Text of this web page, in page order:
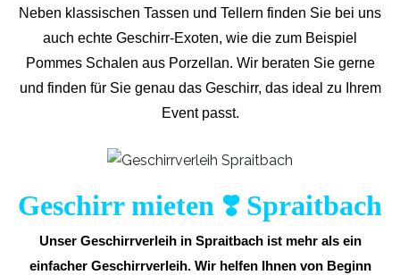
Neben klassischen Tassen und Tellern finden Sie bei uns
auch echte Geschirr-Exoten, wie die zum Beispiel
Pommes Schalen aus Porzellan. Wir beraten Sie gerne
und finden für Sie genau das Geschirr, das ideal zu Ihrem
Event passt.
Geschirr mieten ❣️ Spraitbach
Unser Geschirrverleih in Spraitbach ist mehr als ein
einfacher Geschirrverleih. Wir helfen Ihnen von Beginn